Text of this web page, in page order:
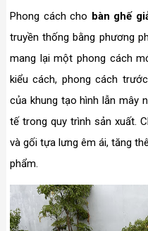
Phong cách cho bàn ghế
truyền thống bằng phương
mang lại một phong cách
kiểu cách, phong cách
của khung tạo hình lẫn mây
tế trong quy trình sản xuất.
và gối tựa lưng êm ái, tăng
phẩm.